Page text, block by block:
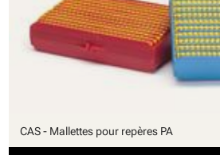
CAS - Mallettes pour repères PA